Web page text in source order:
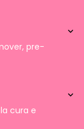

pre-

cura e